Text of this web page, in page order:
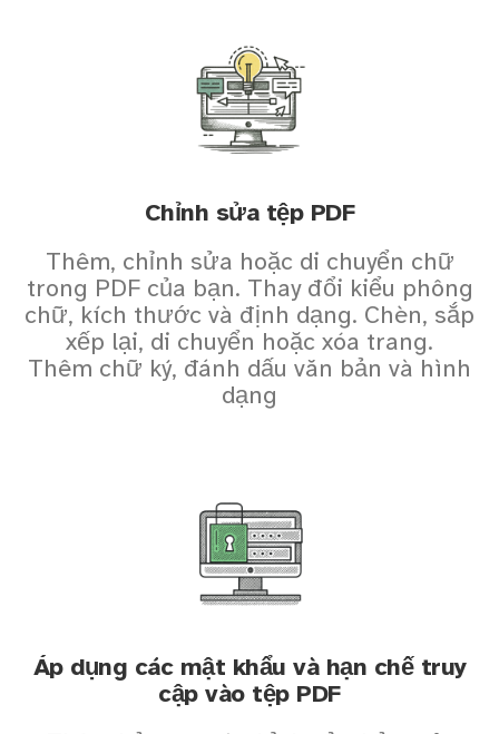
Chỉnh sửa tệp PDF
Thêm, chỉnh sửa hoặc di chuyển chữ
trong PDF của bạn. Thay đổi kiểu phông
chữ, kích thước và định dạng. Chèn, sắp
xếp lại, di chuyển hoặc xóa trang.
Thêm chữ ký, đánh dấu văn bản và hình
dạng
Áp dụng các mật khẩu và hạn chế truy
cập vào tệp PDF